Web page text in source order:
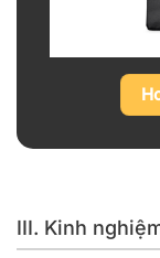
III. Kinh